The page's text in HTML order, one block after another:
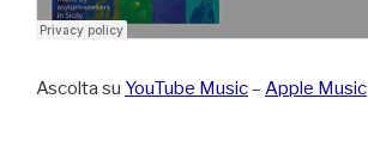
Ascolta su YouTube Music– Apple Music